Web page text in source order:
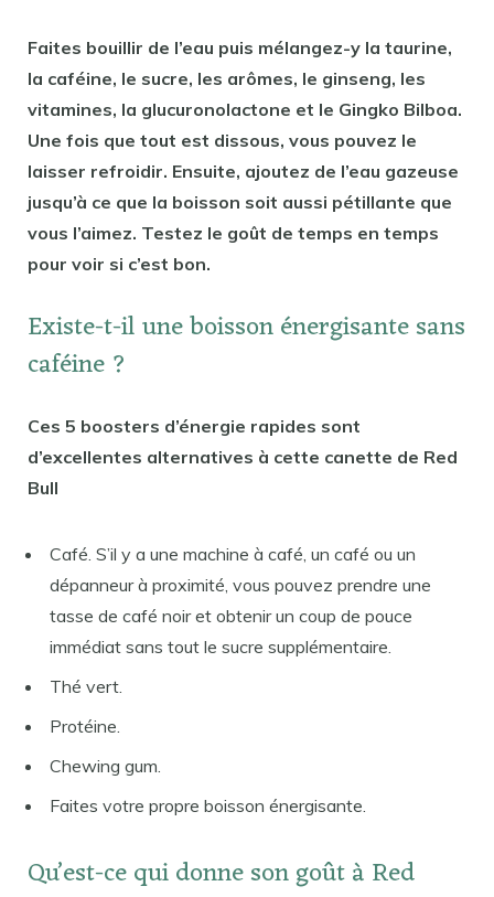
Faites bouillir de l’eau puis mélangez-y la taurine,
la caféine, le sucre, les arômes, le ginseng, les
vitamines, la glucuronolactone et le Gingko Bilboa.
Une fois que tout est dissous, vous pouvez le
laisser refroidir. Ensuite, ajoutez de l’eau gazeuse
jusqu’à ce que la boisson soit aussi pétillante que
vous l’aimez. Testez le goût de temps en temps
pour voir si c’est bon.
Existe-t-il une boisson énergisante sans
caféine ?
Ces 5 boosters d’énergie rapides sont
d’excellentes alternatives à cette canette de Red
Bull
Café. S’il y a une machine à café, un café ou un
dépanneur à proximité, vous pouvez prendre une
tasse de café noir et obtenir un coup de pouce
immédiat sans tout le sucre supplémentaire.
Thé vert.
Protéine.
Chewing gum.
Faites votre propre boisson énergisante.
Qu’est-ce qui donne son goût à Red